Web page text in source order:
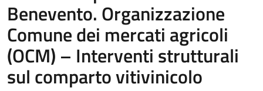
Benevento. Organizzazione
Comune dei mercati agricoli
(OCM) – Interventi strutturali
sul comparto vitivinicolo